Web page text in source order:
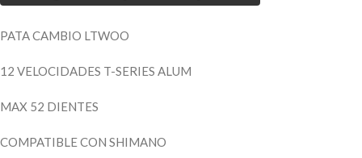
PATA CAMBIO LTWOO
12 VELOCIDADES T-SERIES ALUM
MAX 52 DIENTES
COMPATIBLE CON SHIMANO